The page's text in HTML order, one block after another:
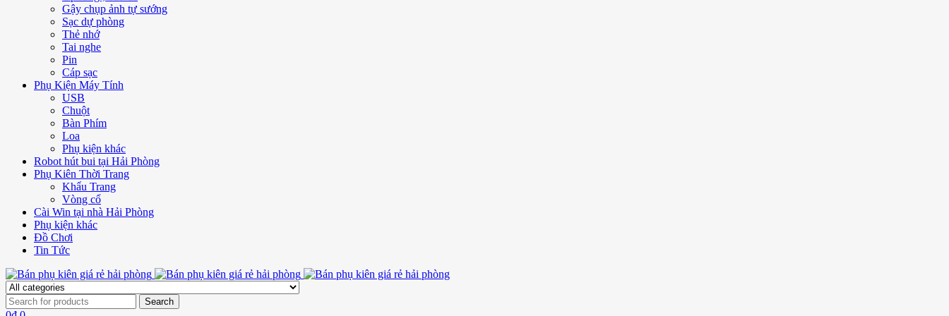
Gậy chụp ảnh tự sướng
Sạc dự phòng
Thẻ nhớ
Tai nghe
Pin
Cáp sạc
Phụ Kiện Máy Tính
USB
Chuột
Bàn Phím
Loa
Phụ kiện khác
Robot hút bui tại Hải Phòng
Phụ Kiên Thời Trang
Khẩu Trang
Vòng cổ
Cài Win tại nhà Hải Phòng
Phụ kiện khác
Đồ Chơi
Tin Tức